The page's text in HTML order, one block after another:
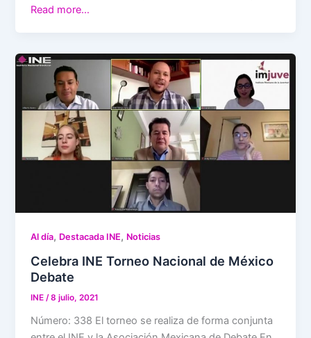
Read more…
Al día, Destacada INE, Noticias
Celebra INE Torneo Nacional de México
Debate
INE/8 julio, 2021
Número: 338 El torneo se realiza de forma conjunta